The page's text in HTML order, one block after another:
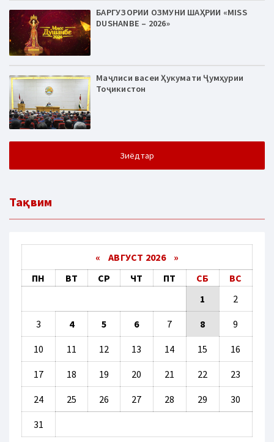
БАРГУЗОРИИ ОЗМУНИ ШАҲРИИ «MISS
DUSHANBE – 2026»
Маҷлиси васеи Ҳукумати Ҷумҳурии
Тоҷикистон
Зиёдтар
Тақвим
« АВГУСТ 2026 »
ПН
ВТ СР ЧТ ПТ СБ
ВС
1
2
3 4 5 6 7 8 9
10 11 12 13 14 15 16
17 18 19 20 21 22 23
24 25 26 27 28 29 30
31